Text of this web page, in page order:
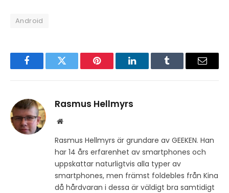
Android
FacebookTwitter Pinterest LinkedInTumblr Email
Rasmus Hellmyrs
Website
Rasmus Hellmyrs är grundare av GEEKEN. Han
har 14 års erfarenhet av smartphones och
uppskattar naturligtvis alla typer av
smartphones, men främst foldebles från Kina
då hårdvaran i dessa är väldigt bra samtidigt